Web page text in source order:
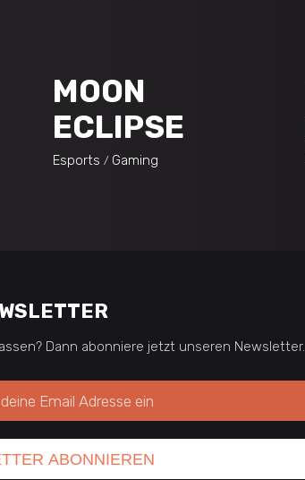
MOON
ECLIPSE
Esports Gaming
Dann abonniere jetzt unseren Newsletter.